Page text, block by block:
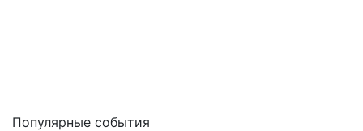
Популярные события